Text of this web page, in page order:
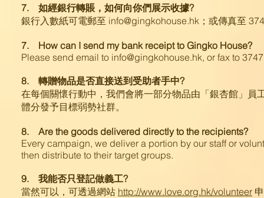
7. 如經銀行轉賬，如何向你們展示收據?
銀行入數紙可電郵至 info@gingkohouse.hk；或傳真至
7. How can I send my bank receipt to Gingko House?
Please send email to info@gingkohouse.hk, or fax to
8. 轉贈物品是否直接送到受助者手中?
在每個關懷行動中，我們會將一部分物品由「銀杏館」
體分發予目標弱勢社群。
8. Are the goods delivered directly to the recipients?
Every campaign, we deliver a portion by our staff or
then distribute to their target groups.
9. 我能否只登記做義工?
當然可以，可透過網站 http://www.love.org.hk/volunteer